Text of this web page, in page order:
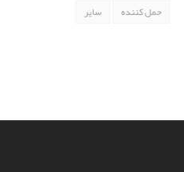
حمل کننده
سایر